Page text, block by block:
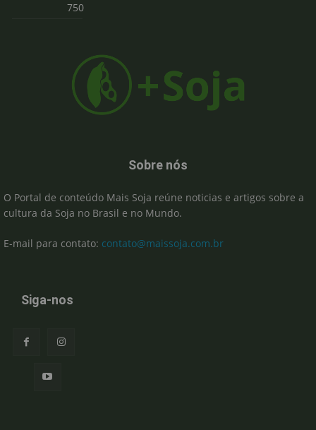
750
Sobre nós
O Portal de conteúdo Mais Soja reúne noticias e artigos sobre a
cultura da Soja no Brasil e no Mundo.
E-mail para contato: contato@maissoja.com.br
Siga-nos